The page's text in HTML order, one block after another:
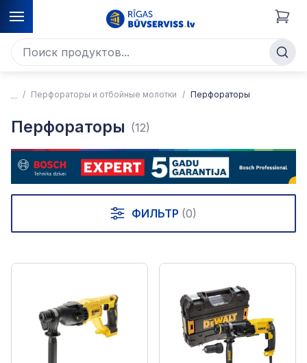
Перфораторы и отбойные молотки Перфораторы
Перфораторы (12)
ФИЛЬТР (0)